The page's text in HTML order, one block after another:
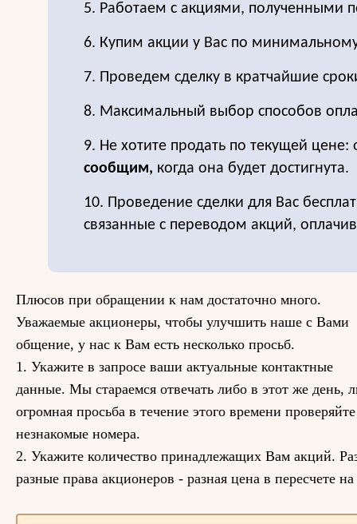
5. Работаем с акциями, полученными
6. Купим акции у Вас по
7. Проведем сделку в кратчайшие
8. Максимальный выбор способов
9. Не хотите продать по текущей цене:
сообщим, когда она будет достигнута.
10. Проведение сделки для Вас
связанные с переводом акций,
Плюсов при обращении к нам достаточно много.
Уважаемые акционеры, чтобы улучшить наше с Вами
общение, у нас к Вам есть несколько просьб.
1. Укажите в запросе ваши актуальные контактные
данные. Мы стараемся отвечать либо в этот же день,
огромная просьба в течение этого времени
незнакомые номера.
2. Укажите количество принадлежащих Вам акций.
разные права акционеров - разная цена в пересчете